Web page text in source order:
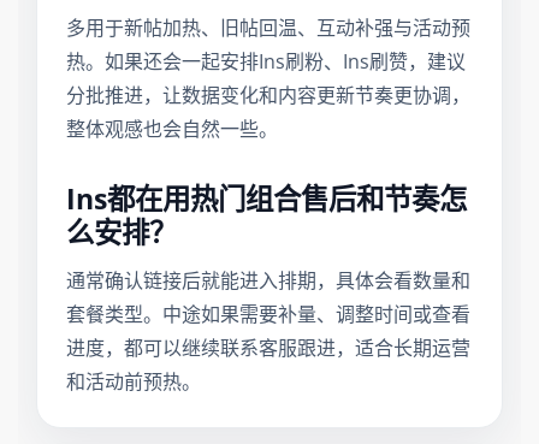
多用于新帖加热、旧帖回温、互动补强与活动预
热。如果还会一起安排Ins刷粉、Ins刷赞，建议
分批推进，让数据变化和内容更新节奏更协调，
整体观感也会自然一些。
Ins都在用热门组合售后和节奏怎
么安排？
通常确认链接后就能进入排期，具体会看数量和
套餐类型。中途如果需要补量、调整时间或查看
进度，都可以继续联系客服跟进，适合长期运营
和活动前预热。